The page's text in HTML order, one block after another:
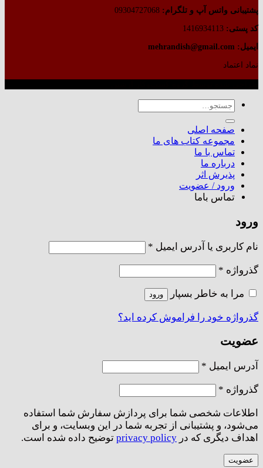
پشتیبانی واتس آپ و تلگرام:
کد پستی:
ایمیل: mehrandish@gmail.com
نماد اعتماد
جستجو
برای:
صفحه اصلی
مجموعه کتاب های ما
تماس با ما
درباره ما
پذیرش اثر
ورود / عضویت
تماس باما
ورود
نام کاربری یا آدرس ایمیل *
گذرواژه *
مرا به خاطر بسپار ورود
گذرواژه خود را فراموش کرده اید؟
عضویت
آدرس ایمیل *
گذرواژه *
اطلاعات شخصی شما برای پردازش سفارش شما استفاده
می‌شود، و پشتیبانی از تجربه شما در این وبسایت، و برای
اهداف دیگری که در privacy policy توضیح داده شده است.
عضویت